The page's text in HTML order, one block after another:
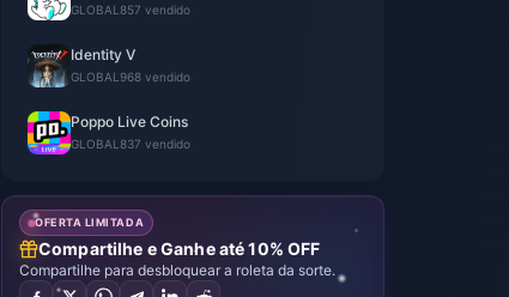
GLOBAL 857 vendido
Identity V
GLOBAL 968 vendido
Poppo Live Coins
GLOBAL 837 vendido
OFERTA LIMITADA
Compartilhe e Ganhe até 10% OFF
Compartilhe para desbloquear a roleta da sorte.